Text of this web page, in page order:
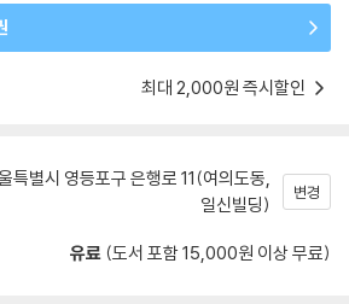
최대 2,000원 즉시할인
특별시 영등포구 은행로 11(여의도동,
일신빌딩)
변경
유료 (도서 포함 15,000원 이상 무료)